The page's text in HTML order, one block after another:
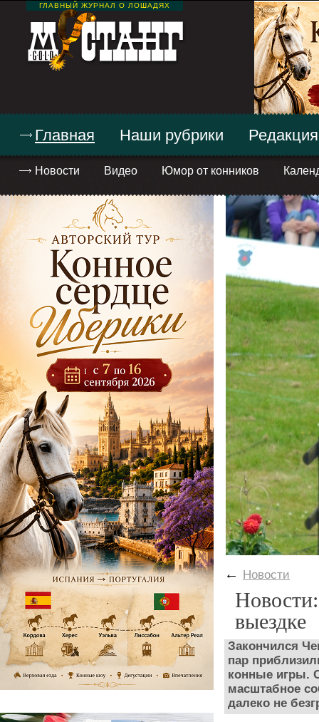
ГЛАВНЫЙ ЖУРНАЛ О ЛОШАДЯХ
Главная
Новости Видео Юмор от конников
Наши рубрики Редакция
← Новости
выездке
Закончился
пар
конные игры.
масштабное
далеко не